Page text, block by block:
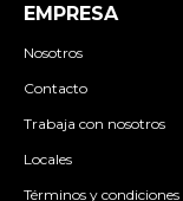
EMPRESA
Nosotros
Contacto
Trabaja con nosotros
Locales
Términos y condiciones